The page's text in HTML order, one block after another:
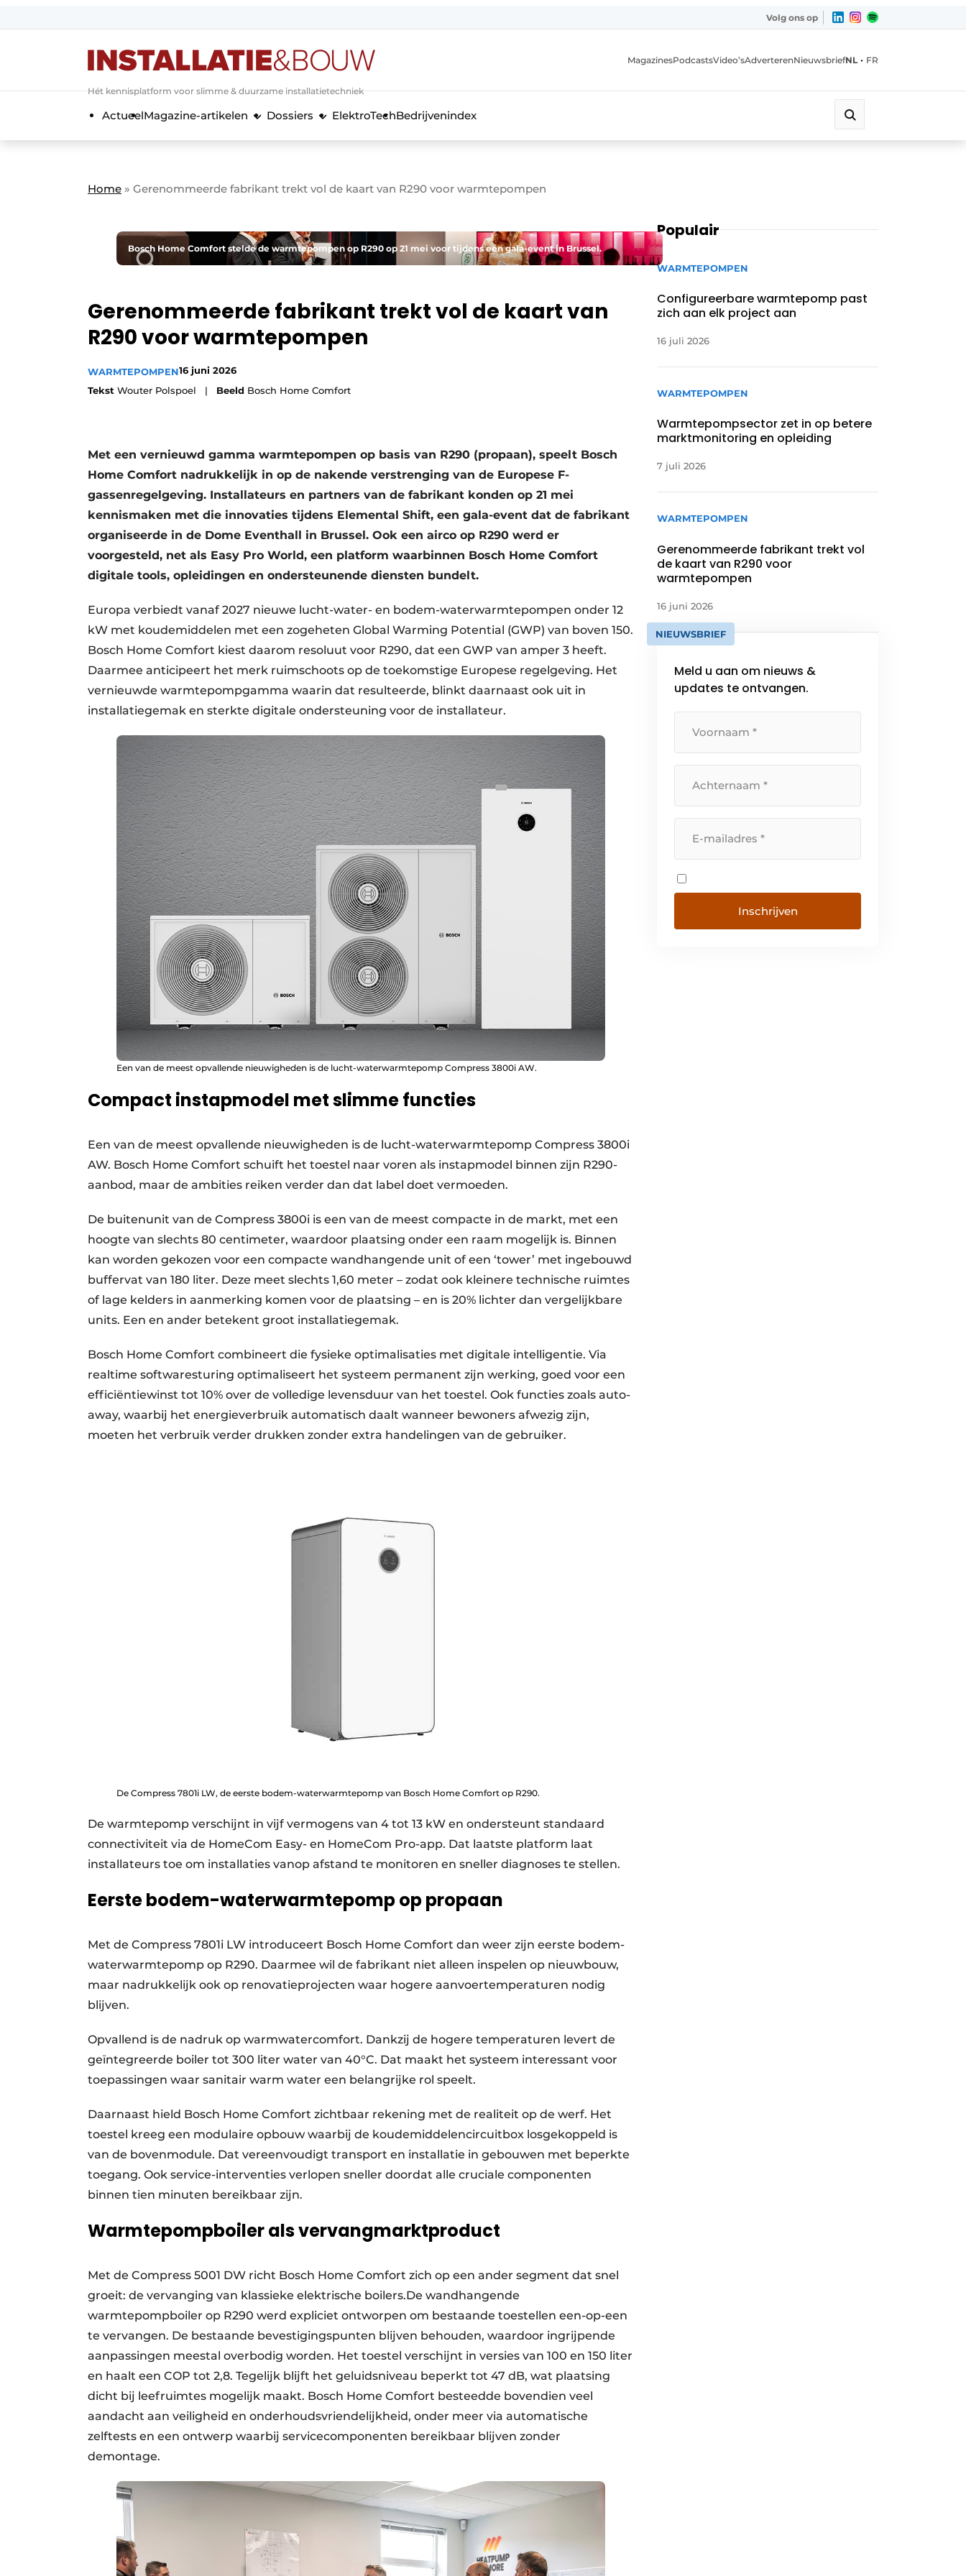
Algemene voorwaarden
Banner overzicht
BedrijvenAanmeldenBedankt voor de aanmelding
Bedrijven
Evenement aanmelden
Meest gelezen
Nieuwsbrief
Privacy / Cookie statement
Vacature aanmelden
Video’s
Volg ons op
Hét kennisplatform voor slimme & duurzame installatietechniek
MagazinesPodcastsVideo’sAdverterenNieuwsbriefNL • FR
ActueelMagazine-artikelen Dossiers ElektroTechBedrijvenindex
Home » Gerenommeerde fabrikant trekt vol de kaart van R290 voor warmtepompen
Bosch Home Comfort stelde de warmtepompen op R290 op 21 mei voor tijdens een gala-event in Brussel.
Gerenommeerde fabrikant trekt vol de kaart van
R290 voor warmtepompen
WARMTEPOMPEN16 juni 2026
Tekst Wouter Polspoel | Beeld Bosch Home Comfort
Met een vernieuwd gamma warmtepompen op basis van R290 (propaan), speelt Bosch
Home Comfort nadrukkelijk in op de nakende verstrenging van de Europese F-
gassenregelgeving. Installateurs en partners van de fabrikant konden op 21 mei
kennismaken met die innovaties tijdens Elemental Shift, een gala-event dat de fabrikant
organiseerde in de Dome Eventhall in Brussel. Ook een airco op R290 werd er
voorgesteld, net als Easy Pro World, een platform waarbinnen Bosch Home Comfort
digitale tools, opleidingen en ondersteunende diensten bundelt.
Europa verbiedt vanaf 2027 nieuwe lucht-water- en bodem-waterwarmtepompen onder 12
kW met koudemiddelen met een zogeheten Global Warming Potential (GWP) van boven 150.
Bosch Home Comfort kiest daarom resoluut voor R290, dat een GWP van amper 3 heeft.
Daarmee anticipeert het merk ruimschoots op de toekomstige Europese regelgeving. Het
vernieuwde warmtepompgamma waarin dat resulteerde, blinkt daarnaast ook uit in
installatiegemak en sterkte digitale ondersteuning voor de installateur.
Een van de meest opvallende nieuwigheden is de lucht-waterwarmtepomp Compress 3800i AW.
Compact instapmodel met slimme functies
Een van de meest opvallende nieuwigheden is de lucht-waterwarmtepomp Compress 3800i
AW. Bosch Home Comfort schuift het toestel naar voren als instapmodel binnen zijn R290-
aanbod, maar de ambities reiken verder dan dat label doet vermoeden.
De buitenunit van de Compress 3800i is een van de meest compacte in de markt, met een
hoogte van slechts 80 centimeter, waardoor plaatsing onder een raam mogelijk is. Binnen
kan worden gekozen voor een compacte wandhangende unit of een ‘tower’ met ingebouwd
buffervat van 180 liter. Deze meet slechts 1,60 meter – zodat ook kleinere technische ruimtes
of lage kelders in aanmerking komen voor de plaatsing – en is 20% lichter dan vergelijkbare
units. Een en ander betekent groot installatiegemak.
Bosch Home Comfort combineert die fysieke optimalisaties met digitale intelligentie. Via
realtime softwaresturing optimaliseert het systeem permanent zijn werking, goed voor een
efficiëntiewinst tot 10% over de volledige levensduur van het toestel. Ook functies zoals auto-
away, waarbij het energieverbruik automatisch daalt wanneer bewoners afwezig zijn,
moeten het verbruik verder drukken zonder extra handelingen van de gebruiker.
De Compress 7801i LW, de eerste bodem-waterwarmtepomp van Bosch Home Comfort op R290.
De warmtepomp verschijnt in vijf vermogens van 4 tot 13 kW en ondersteunt standaard
connectiviteit via de HomeCom Easy- en HomeCom Pro-app. Dat laatste platform laat
installateurs toe om installaties vanop afstand te monitoren en sneller diagnoses te stellen.
Eerste bodem-waterwarmtepomp op propaan
Met de Compress 7801i LW introduceert Bosch Home Comfort dan weer zijn eerste bodem-
waterwarmtepomp op R290. Daarmee wil de fabrikant niet alleen inspelen op nieuwbouw,
maar nadrukkelijk ook op renovatieprojecten waar hogere aanvoertemperaturen nodig
blijven.
Opvallend is de nadruk op warmwatercomfort. Dankzij de hogere temperaturen levert de
geïntegreerde boiler tot 300 liter water van 40°C. Dat maakt het systeem interessant voor
toepassingen waar sanitair warm water een belangrijke rol speelt.
Daarnaast hield Bosch Home Comfort zichtbaar rekening met de realiteit op de werf. Het
toestel kreeg een modulaire opbouw waarbij de koudemiddelencircuitbox losgekoppeld is
van de bovenmodule. Dat vereenvoudigt transport en installatie in gebouwen met beperkte
toegang. Ook service-interventies verlopen sneller doordat alle cruciale componenten
binnen tien minuten bereikbaar zijn.
Warmtepompboiler als vervangmarktproduct
Met de Compress 5001 DW richt Bosch Home Comfort zich op een ander segment dat snel
groeit: de vervanging van klassieke elektrische boilers.De wandhangende
warmtepompboiler op R290 werd expliciet ontworpen om bestaande toestellen een-op-een
te vervangen. De bestaande bevestigingspunten blijven behouden, waardoor ingrijpende
aanpassingen meestal overbodig worden. Het toestel verschijnt in versies van 100 en 150 liter
en haalt een COP tot 2,8. Tegelijk blijft het geluidsniveau beperkt tot 47 dB, wat plaatsing
dicht bij leefruimtes mogelijk maakt. Bosch Home Comfort besteedde bovendien veel
aandacht aan veiligheid en onderhoudsvriendelijkheid, onder meer via automatische
zelftests en een ontwerp waarbij servicecomponenten bereikbaar blijven zonder
demontage.
Populair
WARMTEPOMPEN
Configureerbare warmtepomp past
zich aan elk project aan
16 juli 2026
WARMTEPOMPEN
Warmtepompsector zet in op betere
marktmonitoring en opleiding
7 juli 2026
WARMTEPOMPEN
Gerenommeerde fabrikant trekt vol
de kaart van R290 voor
warmtepompen
16 juni 2026
NIEUWSBRIEF
Meld u aan om nieuws &
updates te ontvangen.